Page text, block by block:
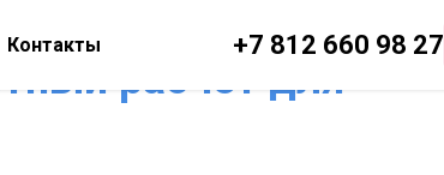
Контакты +7 812 660 98 27
или
расчет для